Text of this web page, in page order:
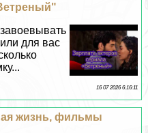
для вас
16 07 2026 6:16:11
жизнь, фильмы